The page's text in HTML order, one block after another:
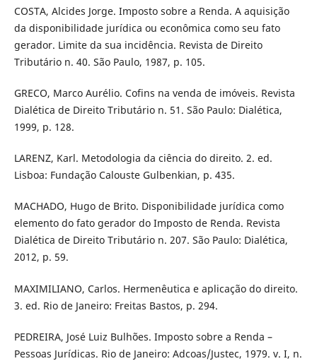
COSTA, Alcides Jorge. Imposto sobre a Renda. A aquisição
da disponibilidade jurídica ou econômica como seu fato
gerador. Limite da sua incidência. Revista de Direito
Tributário n. 40. São Paulo, 1987, p. 105.
GRECO, Marco Aurélio. Cofins na venda de imóveis. Revista
Dialética de Direito Tributário n. 51. São Paulo: Dialética,
1999, p. 128.
LARENZ, Karl. Metodologia da ciência do direito. 2. ed.
Lisboa: Fundação Calouste Gulbenkian, p. 435.
MACHADO, Hugo de Brito. Disponibilidade jurídica como
elemento do fato gerador do Imposto de Renda. Revista
Dialética de Direito Tributário n. 207. São Paulo: Dialética,
2012, p. 59.
MAXIMILIANO, Carlos. Hermenêutica e aplicação do direito.
3. ed. Rio de Janeiro: Freitas Bastos, p. 294.
PEDREIRA, José Luiz Bulhões. Imposto sobre a Renda –
Pessoas Jurídicas. Rio de Janeiro: Adcoas/Justec, 1979. v. I, n.